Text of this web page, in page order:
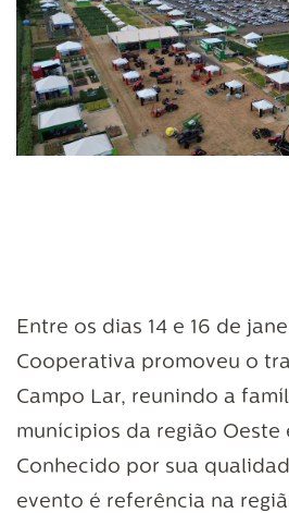
Entre os dias 14 e 16 de
Cooperativa promoveu o
Campo Lar, reunindo a
munícipios da região Oeste
Conhecido por sua
evento é referência na